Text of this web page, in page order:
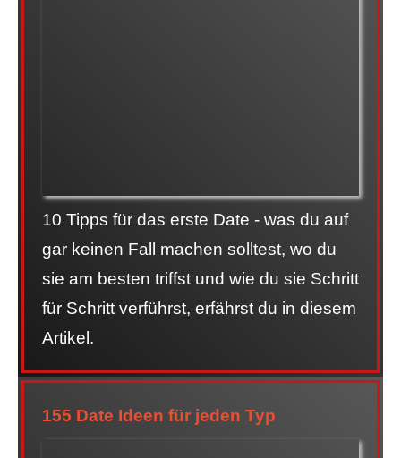
10 Tipps für das erste Date - was du auf
gar keinen Fall machen solltest, wo du
sie am besten triffst und wie du sie Schritt
für Schritt verführst, erfährst du in diesem
Artikel.
155 Date Ideen für jeden Typ